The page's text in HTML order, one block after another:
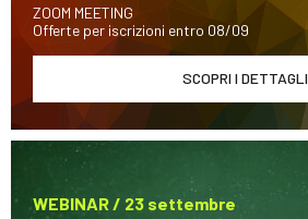
ZOOM MEETING
Offerte per iscrizioni entro 08/09
SCOPRI I DETTAGLI
WEBINAR / 23 settembre